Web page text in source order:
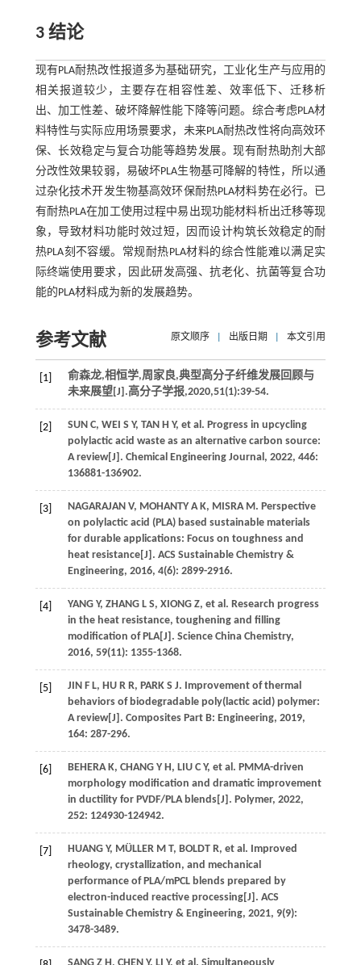
3 结论
现有PLA耐热改性报道多为基础研究，工业化生产与应用的
相关报道较少，主要存在相容性差、效率低下、迁移析
出、加工性差、破坏降解性能下降等问题。综合考虑PLA材
料特性与实际应用场景要求，未来PLA耐热改性将向高效环
保、长效稳定与复合功能等趋势发展。现有耐热助剂大部
分改性效果较弱，易破坏PLA生物基可降解的特性，所以通
过杂化技术开发生物基高效环保耐热PLA材料势在必行。已
有耐热PLA在加工使用过程中易出现功能材料析出迁移等现
象，导致材料功能时效过短，因而设计构筑长效稳定的耐
热PLA刻不容缓。常规耐热PLA材料的综合性能难以满足实
际终端使用要求，因此研发高强、抗老化、抗菌等复合功
能的PLA材料成为新的发展趋势。
参考文献 原文顺序 出版日期 本文引用
[1]
俞森龙,相恒学,周家良,典型高分子纤维发展回顾与
未来展望[J].高分子学报,2020,51(1):39-54.
[2] SUN C, WEI S Y, TAN H Y, et al. Progress in upcycling
polylactic acid waste as an alternative carbon source:
A review[J]. Chemical Engineering Journal , 2022, 446:
136881-136902.
[3] NAGARAJAN V, MOHANTY A K, MISRA M . Perspective
on polylactic acid (PLA) based sustainable materials
for durable applications: Focus on toughness and
heat resistance[J]. ACS Sustainable Chemistry &
Engineering, 2016, 4(6): 2899-2916.
[4] YANG Y, ZHANG L S, XIONG Z, et al. Research progress
in the heat resistance, toughening and filling
modification of PLA[J]. Science China Chemistry,
2016, 59(11): 1355-1368.
[5] JIN F L, HU R R, PARK S J. Improvement of thermal
behaviors of biodegradable poly(lactic acid) polymer:
A review[J]. Composites Part B: Engineering, 2019,
164: 287-296.
[6] BEHERA K, CHANG Y H , LIU C Y, et al. PMMA-driven
morphology modification and dramatic improvement
in ductility for PVDF/PLA blends[J]. Polymer, 2022,
252: 124930-124942.
[7] HUANG Y, MÜLLER M T, BOLDT R, et al. Improved
rheology, crystallization, and mechanical
performance of PLA/mPCL blends prepared by
electron-induced reactive processing[J]. ACS
Sustainable Chemistry & Engineering, 2021, 9(9):
3478-3489.